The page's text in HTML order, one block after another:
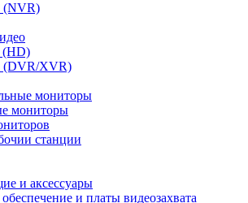
(NVR)
(HD)
(DVR/XVR)
мониторы
мониторы
станции
и аксессуары
и платы видеозахвата